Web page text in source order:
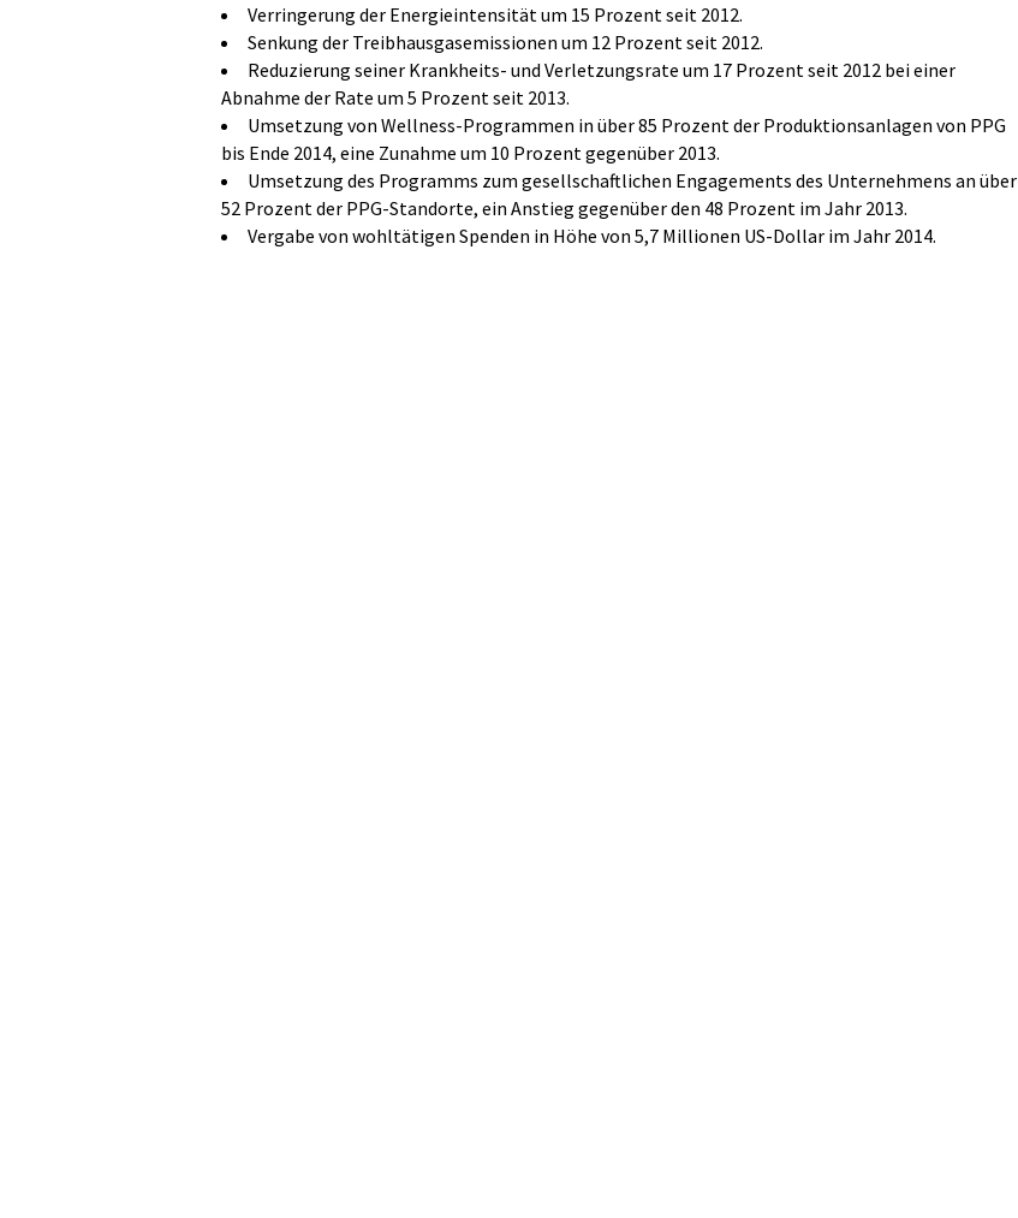
Verringerung der Energieintensität um 15 Prozent seit 2012.
Senkung der Treibhausgasemissionen um 12 Prozent seit 2012.
Reduzierung seiner Krankheits- und Verletzungsrate um 17 Prozent seit 2012 bei einer
Abnahme der Rate um 5 Prozent seit 2013.
Umsetzung von Wellness-Programmen in über 85 Prozent der Produktionsanlagen von PPG
bis Ende 2014, eine Zunahme um 10 Prozent gegenüber 2013.
Umsetzung des Programms zum gesellschaftlichen Engagements des Unternehmens an über
52 Prozent der PPG-Standorte, ein Anstieg gegenüber den 48 Prozent im Jahr 2013.
Vergabe von wohltätigen Spenden in Höhe von 5,7 Millionen US-Dollar im Jahr 2014.